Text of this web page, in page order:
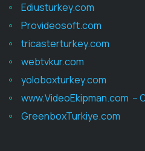
Ediusturkey.com
Provideosoft.com
tricasterturkey.com
webtvkur.com
yoloboxturkey.com
www.VideoEkipman.com –
GreenboxTurkiye.com